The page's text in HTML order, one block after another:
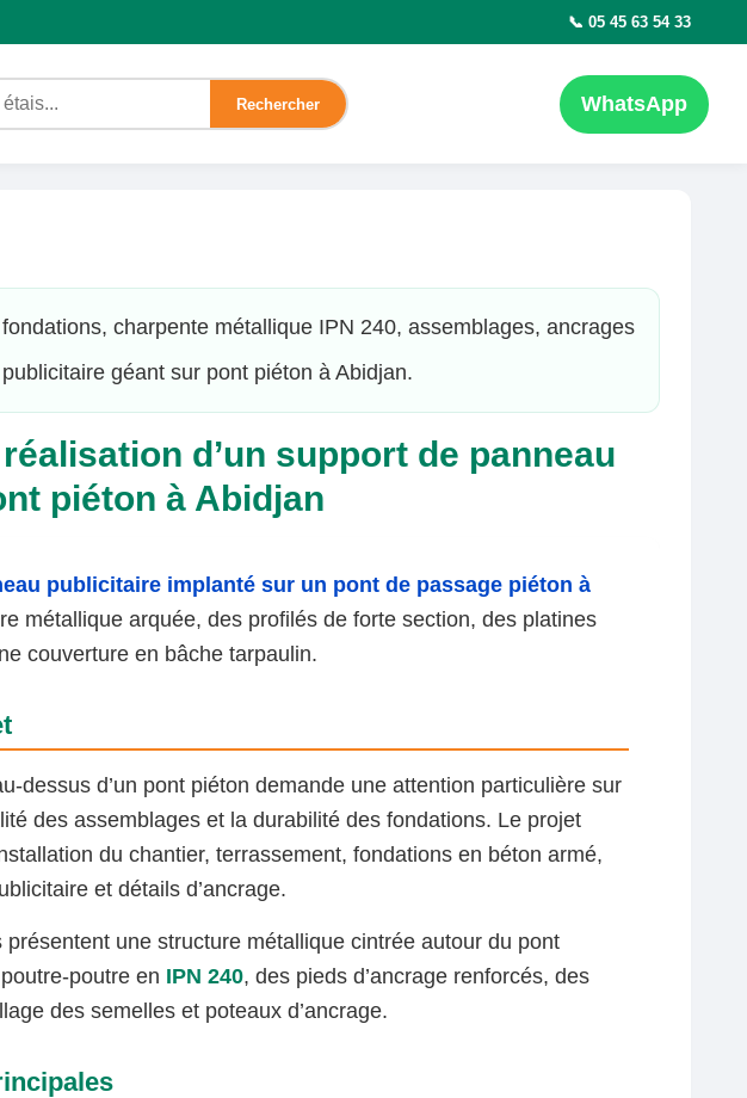
📞 05 45 63 54 33
Rechercher WhatsApp
charpente métallique IPN 240, assemblages, ancrages
géant sur pont piéton à Abidjan.
d’un support de panneau
piéton à Abidjan
publicitaire implanté sur un pont de passage piéton à
métallique arquée, des profilés de forte section, des platines
couverture en bâche tarpaulin.
dessus d’un pont piéton demande une attention particulière sur
des assemblages et la durabilité des fondations. Le projet
du chantier, terrassement, fondations en béton armé,
et détails d’ancrage.
une structure métallique cintrée autour du pont
poutre en IPN 240, des pieds d’ancrage renforcés, des
des semelles et poteaux d’ancrage.